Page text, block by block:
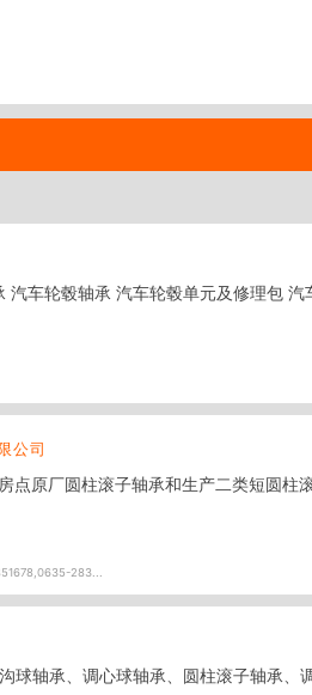
EMQ 深沟球轴承 汽车轮毂轴承 汽车轮毂单
公司
点原厂圆柱滚子轴承和生产二类短圆
283...
球轴承、调心球轴承、圆柱滚子轴承